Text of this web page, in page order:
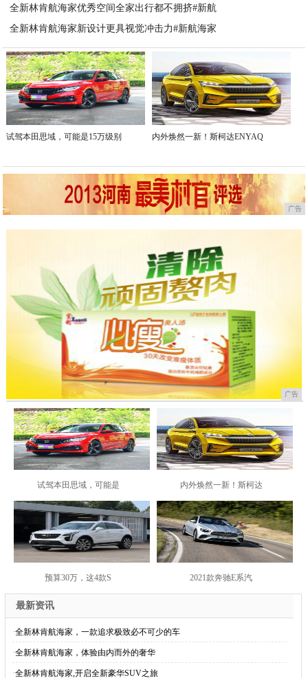
全新林肯航海家优秀空间全家出行都不拥挤#新航
全新林肯航海家新设计更具视觉冲击力#新航海家
2023-06-28
试驾本田思域，可能是15万级别 内外焕然一新！斯柯达ENYAQ
广告
广告
试驾本田思域，可能是 内外焕然一新！斯柯达
预算30万，这4款S 2021款奔驰E系汽
最新资讯
·全新林肯航海家，一款追求极致必不可少的车
·全新林肯航海家，体验由内而外的奢华
·全新林肯航海家,开启全新豪华SUV之旅